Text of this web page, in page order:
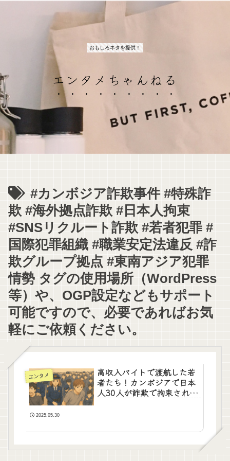
おもしろネタを提供！
エンタメちゃんねる
#カンボジア詐欺事件 #特殊詐
欺 #海外拠点詐欺 #日本人拘束
#SNSリクルート詐欺 #若者犯罪 #
国際犯罪組織 #職業安定法違反 #詐
欺グループ拠点 #東南アジア犯罪
情勢 タグの使用場所（WordPress
等）や、OGP設定などもサポート
可能ですので、必要であればお気
軽にご依頼ください。
エンタメ
高収入バイトで渡航した若
者たち！カンボジアで日本
人30人が詐欺で拘束された
2025.05.30